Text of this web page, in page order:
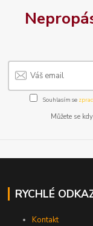
Souhlasím se
Můžete se
RYCHLÉ
Kontakt